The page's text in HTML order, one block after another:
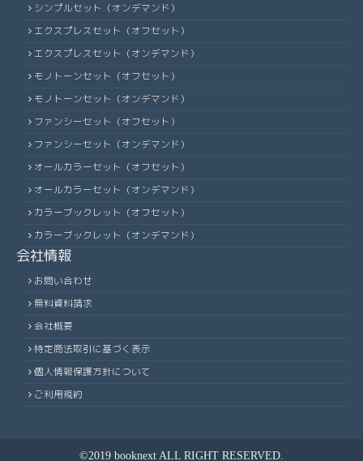
シンプルセット（オンデマンド）
エクスプレスセット（オフセット）
エクスプレスセット（オンデマンド）
モノトーンセット（オフセット）
モノトーンセット（オンデマンド）
ファンシーセット（オフセット）
ファンシーセット（オンデマンド）
オールカラーセット（オフセット）
オールカラーセット（オンデマンド）
カラーブックレット（オフセット）
カラーブックレット（オンデマンド）
会社情報
お問い合わせ
無料資料請求
会社概要
特定商法取引に基づく表示
個人情報保護方針について
ご利用規約
©2019 booknext ALL RIGHT RESERVED.